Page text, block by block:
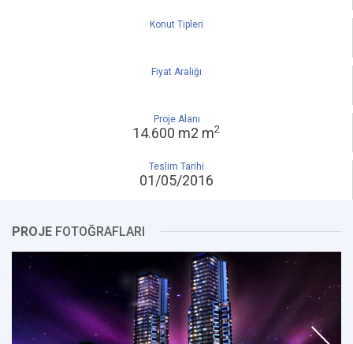
Konut Tipleri
Fiyat Aralığı
Proje Alanı
14.600 m2 m2
Teslim Tarihi
01/05/2016
PROJE FOTOĞRAFLARI